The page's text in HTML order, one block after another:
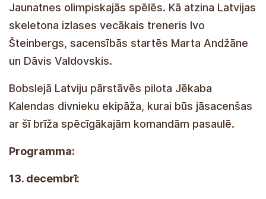
tulemustega noorte olümpiamängudel sel aastal,
osalevad samuti võistlusel. Nagu tunnistas Läti
skeletonmeeskonna peatreener, võistlevad Ivo
Šteinbergs, Marta Andžāne ja Dāvis Valdovskis.
Bobisõidus esindab Lätit piloot Jēkabs Kalenda
kahemehemeeskond, kes peab hetkel
konkureerima maailma tugevamate